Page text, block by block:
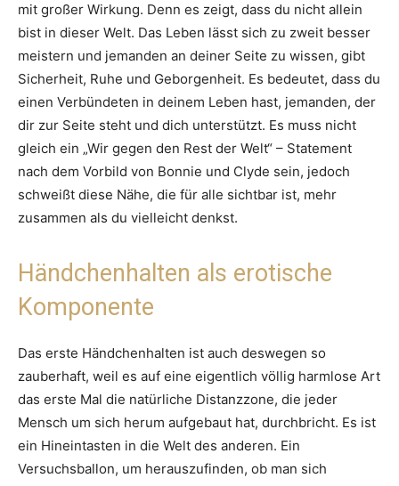
mit großer Wirkung. Denn es zeigt, dass du nicht allein
bist in dieser Welt. Das Leben lässt sich zu zweit besser
meistern und jemanden an deiner Seite zu wissen, gibt
Sicherheit, Ruhe und Geborgenheit. Es bedeutet, dass du
einen Verbündeten in deinem Leben hast, jemanden, der
dir zur Seite steht und dich unterstützt. Es muss nicht
gleich ein „Wir gegen den Rest der Welt“ – Statement
nach dem Vorbild von Bonnie und Clyde sein, jedoch
schweißt diese Nähe, die für alle sichtbar ist, mehr
zusammen als du vielleicht denkst.
Händchenhalten als erotische
Komponente
Das erste Händchenhalten ist auch deswegen so
zauberhaft, weil es auf eine eigentlich völlig harmlose Art
das erste Mal die natürliche Distanzzone, die jeder
Mensch um sich herum aufgebaut hat, durchbricht. Es ist
ein Hineintasten in die Welt des anderen. Ein
Versuchsballon, um herauszufinden, ob man sich